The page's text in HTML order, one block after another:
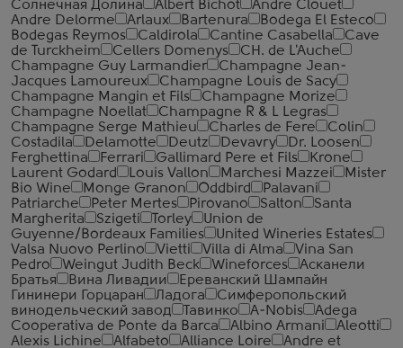
Солнечная Долина
Albert Bichot
Andre Clouet
Andre Delorme
Arlaux Bartenura
Bodega El Esteco
Bodegas Reymos
Caldirola Cantine Casabella
Cave
de Turckheim
Cellers Domenys
CH. de L'Auche
Champagne Guy Larmandier
Champagne Jean-
Jacques Lamoureux
Champagne Louis de Sacy
Champagne Mangin et Fils
Champagne Morize
Champagne Noellat
Champagne R & L Legras
Champagne Serge Mathieu
Charles de Fere
Colin
Costadila
Delamotte Deutz Devavry
Dr. Loosen
Ferghettina
Ferrari Gallimard Pere et Fils
Krone
Laurent Godard
Louis Vallon Marchesi Mazzei
Mister
Bio Wine
Monge Granon Oddbird
Palavani
Patriarche
Peter Mertes Pirovano Salton
Santa
Margherita
Szigeti Torley
Union de
Guyenne/Bordeaux Families
United Wineries Estates
Valsa Nuovo Perlino
Vietti Villa di Alma
Vina San
Pedro
Weingut Judith Beck Wineforces
Асканели
Братья
Вина Ливадии
Ереванский Шампайн
Гининери Горцаран
Ладога
Симферопольский
винодельческий завод
Тавинко A-Nobis
Adega
Cooperativa de Ponte da Barca
Albino Armani
Aleotti
Alexis Lichine
Alfabeto Alliance Loire
Andre et